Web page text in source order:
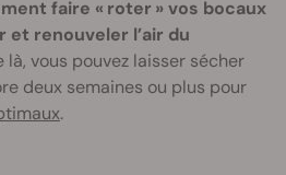
faire « roter » vos bocaux
renouveler l’air du
là, vous pouvez laisser sécher
deux semaines ou plus pour
.